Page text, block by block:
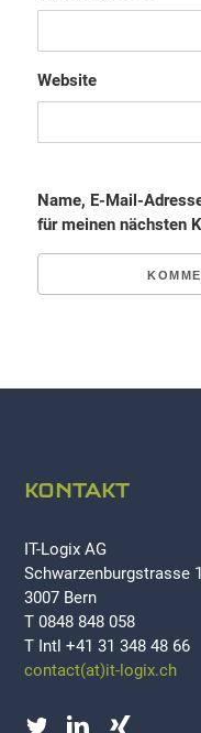
Website
Name, E-Mail-
für meinen nächsten
KONTAKT
IT-Logix AG
Schwarzenburgstrasse
3007 Bern
T 0848 848 058
T Intl +41 31 348 48 66
contact(at)it-logix.ch